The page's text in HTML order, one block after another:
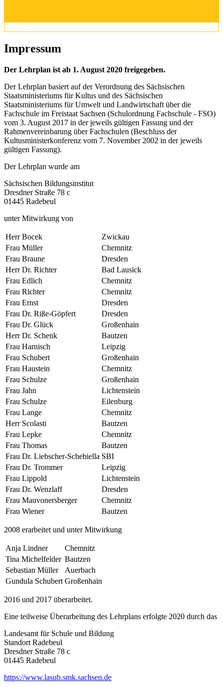
Impressum
Der Lehrplan ist ab 1. August 2020 freigegeben.
Der Lehrplan basiert auf der Verordnung des Sächsischen
Staatsministeriums für Kultus und des Sächsischen
Staatsministeriums für Umwelt und Landwirtschaft über die
Fachschule im Freistaat Sachsen (Schulordnung Fachschule - FSO)
vom 3. August 2017 in der jeweils gültigen Fassung und der
Rahmenvereinbarung über Fachschulen (Beschluss der
Kultusministerkonferenz vom 7. November 2002 in der jeweils
gültigen Fassung).
Der Lehrplan wurde am
Sächsischen Bildungsinstitut
Dresdner Straße 78 c
01445 Radebeul
unter Mitwirkung von
Herr Bocek
Zwickau
Frau Müller
Chemnitz
Frau Braune
Dresden
Herr Dr. Richter
Bad Lausick
Frau Edlich
Chemnitz
Frau Richter
Chemnitz
Frau Ernst
Dresden
Frau Dr. Riße-Göpfert
Dresden
Frau Dr. Glück
Großenhain
Herr Dr. Schenk
Bautzen
Frau Harnisch
Leipzig
Frau Schubert
Großenhain
Frau Haustein
Chemnitz
Frau Schulze
Großenhain
Frau Jahn
Lichtenstein
Frau Schulze
Eilenburg
Frau Lange
Chemnitz
Herr Scolasti
Bautzen
Frau Lepke
Chemnitz
Frau Thomas
Bautzen
Frau Dr. Liebscher-Schebiella SBI
Frau Dr. Trommer
Leipzig
Frau Lippold
Lichtenstein
Frau Dr. Wenzlaff
Dresden
Frau Mauvonersberger
Chemnitz
Frau Wiener
Bautzen
2008 erarbeitet und unter Mitwirkung
Anja Lindner
Chemnitz
Tina Michelfelder Bautzen
Sebastian Müller
Auerbach
Gundula Schubert Großenhain
2016 und 2017 überarbeitet.
Eine teilweise Überarbeitung des Lehrplans erfolgte 2020 durch das
Landesamt für Schule und Bildung
Standort Radebeul
Dresdner Straße 78 c
01445 Radebeul
https://www.lasub.smk.sachsen.de